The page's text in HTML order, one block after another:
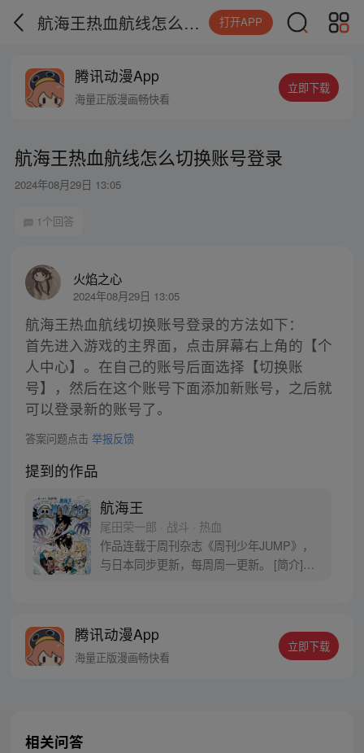
航海王热血航线怎么切换账号登录 打开APP
腾讯动漫App
海量正版漫画畅快看
立即下载
航海王热血航线怎么切换账号登录
2024年08月29日 13:05
1个回答
火焰之心
2024年08月29日 13:05
航海王热血航线切换账号登录的方法如下：
首先进入游戏的主界面，点击屏幕右上角的【个
人中心】。在自己的账号后面选择【切换账
号】，然后在这个账号下面添加新账号，之后就
可以登录新的账号了。
答案问题点击 举报反馈
提到的作品
航海王
尾田荣一郎 · 战斗 · 热血
作品连载于周刊杂志《周刊少年JUMP》，
与日本同步更新，每周周一更新。 [简介]有
十年后，路飞为实现与因救他而断臂的杰克
斯的约定而出海，开始了以成为海盗王为目
腾讯动漫App
海量正版漫画畅快看
立即下载
相关问答